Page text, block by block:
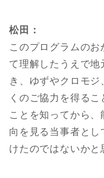
松田：
このプログラムの
て理解したうえで
き、ゆずやクロモ
くのご協力を得る
ことを知ってから
向を見る当事者と
けたのではないかと